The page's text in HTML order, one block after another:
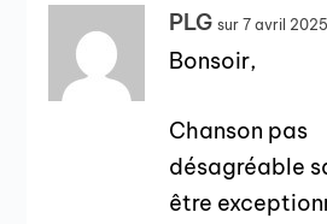
PLG sur 7 avril
Bonsoir,
Chanson pas
désagréable
être